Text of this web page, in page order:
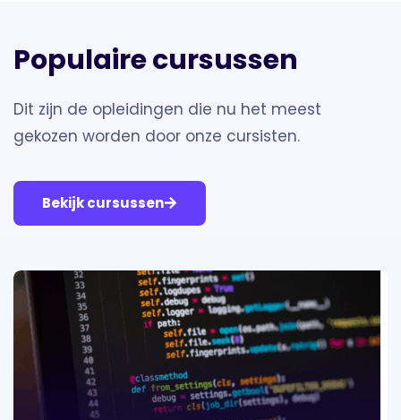
Populaire cursussen
Dit zijn de opleidingen die nu het meest
gekozen worden door onze cursisten.
Bekijk cursussen